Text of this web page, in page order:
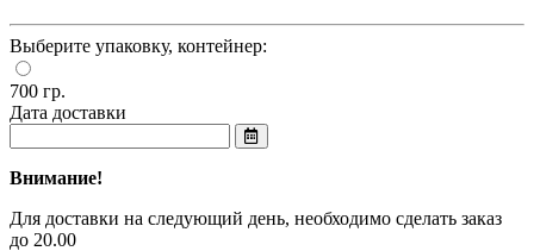
Выберите упаковку, контейнер:
700 гр.
Дата доставки
Внимание!
Для доставки на следующий день, необходимо сделать заказ
до 20.00